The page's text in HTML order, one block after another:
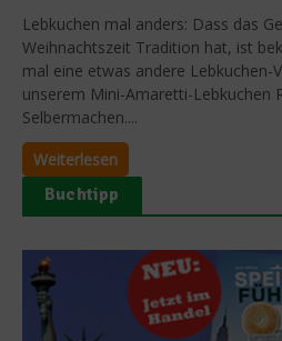
Lebkuchen mal anders: Dass das
Weihnachtszeit Tradition hat, ist
mal eine etwas andere Lebkuchen-
unserem Mini-Amaretti-Lebkuchen
Selbermachen....
Weiterlesen
Buchtipp